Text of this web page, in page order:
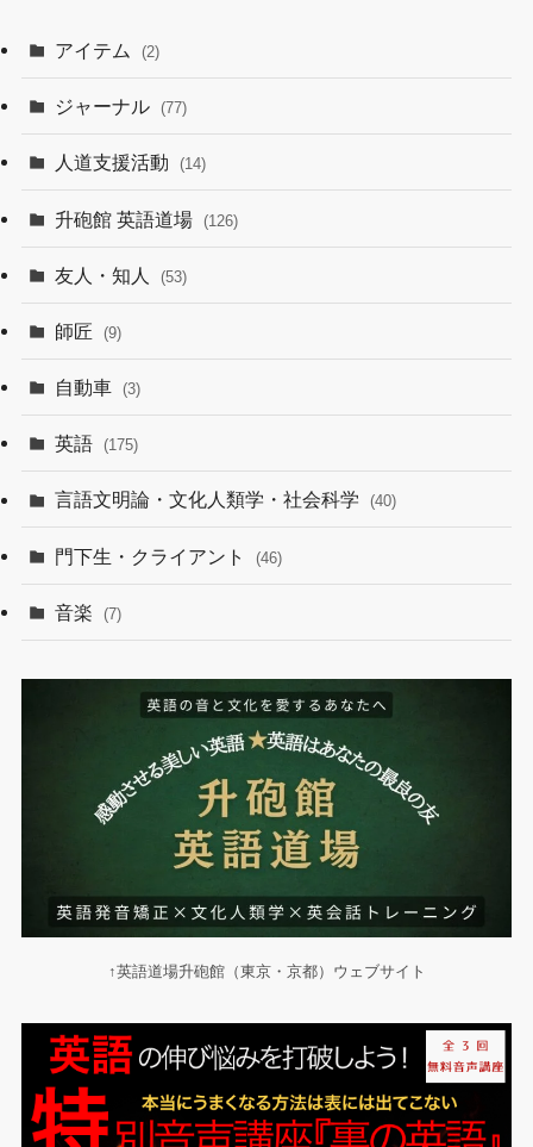
アイテム (2)
ジャーナル (77)
人道支援活動 (14)
升砲館 英語道場 (126)
友人・知人 (53)
師匠 (9)
自動車 (3)
英語 (175)
言語文明論・文化人類学・社会科学 (40)
門下生・クライアント (46)
音楽 (7)
↑英語道場升砲館（東京・京都）ウェブサイト